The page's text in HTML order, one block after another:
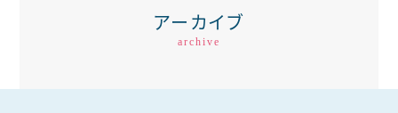
アーカイブ
archive